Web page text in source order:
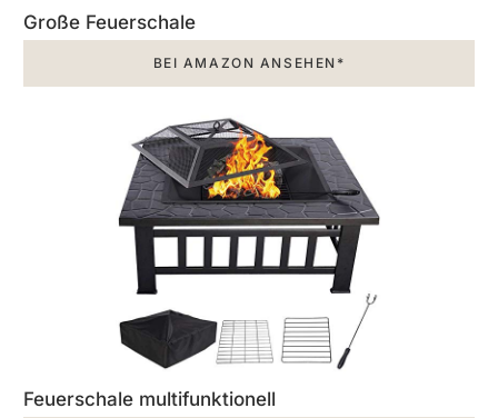
Große Feuerschale
BEI AMAZON ANSEHEN*
Feuerschale multifunktionell